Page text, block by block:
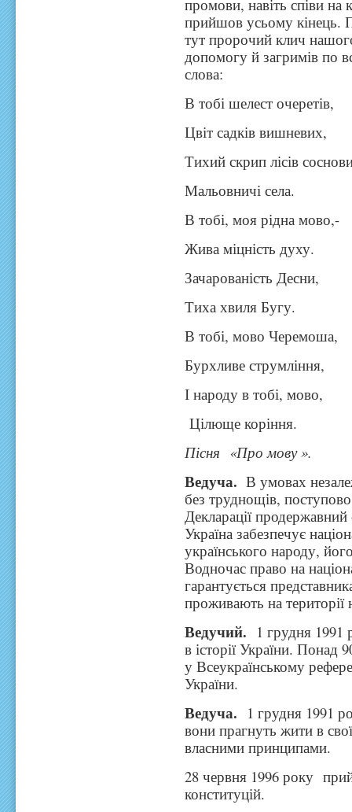
промови, навіть співи
прийшов усьому кінець.
тут пророчий клич
допомогу й загримів по
слова:
В тобі шелест очеретів,
Цвіт садків вишневих,
Тихий скрип лісів
Мальовничі села.
В тобі, моя рідна мово,-
Жива міцність духу.
Зачарованість Десни,
Тиха хвиля Бугу.
В тобі, мово Черемоша,
Бурхливе струмління,
І народу в тобі, мово,
Цілюще коріння.
Пісня «Про мову ».
Ведуча. В умовах
без труднощів,
Декларації продержавний
Україна забезпечує
українського народу,
Водночас право на
гарантується
проживають на
Ведучий. 1 грудня 1991
в історії України. Понад
у Всеукраїнському
України.
Ведуча. 1 грудня 1991
вони прагнуть жити в
власними принципами.
28 червня 1996 року
конституцій.